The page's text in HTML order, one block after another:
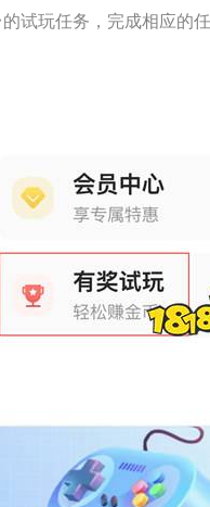
试玩任务，完成相应的